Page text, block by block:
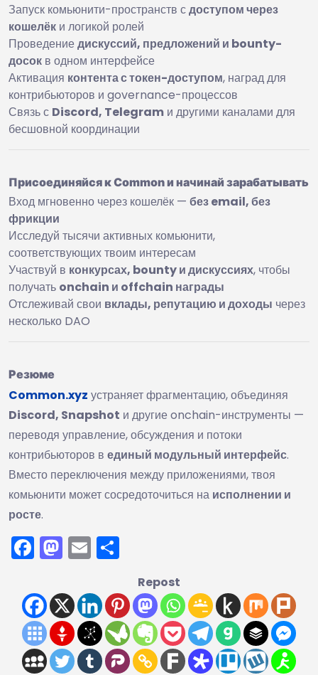
Запуск комьюнити-пространств сдоступом через
кошелёк и логикой ролей
Проведениедискуссий, предложений и bounty-
досок в одном интерфейсе
Активация контента с токен-доступом, наград для
контрибьюторов и governance-процессов
Связь с Discord, Telegram и другими каналами для
бесшовной координации
Присоединяйся к Common и начинай зарабатывать
Вход мгновенно через кошелёк — без email, без
фрикции
Исследуй тысячи активных комьюнити,
соответствующих твоим интересам
Участвуй в конкурсах, bounty и дискуссиях, чтобы
получать onchain и offchain награды
Отслеживай свои вклады, репутацию и доходы через
несколько DAO
Резюме
Common.xyz устраняет фрагментацию, объединяя
Discord, Snapshot и другие onchain-инструменты —
переводя управление, обсуждения и потоки
контрибьюторов в единый модульный интерфейс.
Вместо переключения между приложениями, твоя
комьюнити может сосредоточиться на исполнении и
росте.
Facebook
Mastodon
Email
Repost